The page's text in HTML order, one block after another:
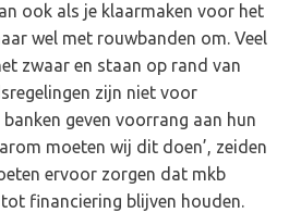
ook als je klaarmaken voor het
wel met rouwbanden om. Veel
zwaar en staan op rand van
zijn niet voor
geven voorrang aan hun
moeten wij dit doen’, zeiden
ervoor zorgen dat mkb
financiering blijven houden.